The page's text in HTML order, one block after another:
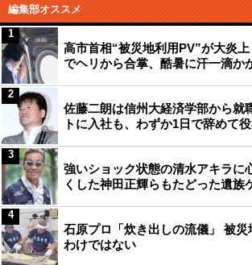
編集部オススメ
高市首相“被災地利用PV”が大炎
でヘリから合掌、酷暑に汗一滴か
1
佐藤二朗は信州大経済学部から就
トに入社も、わずか1日で辞めて
2
強いショック状態の清水アキラ
くした神田正輝らもたどった遺族
3
石原プロ「炊き出しの流儀」 被
わけではない
4